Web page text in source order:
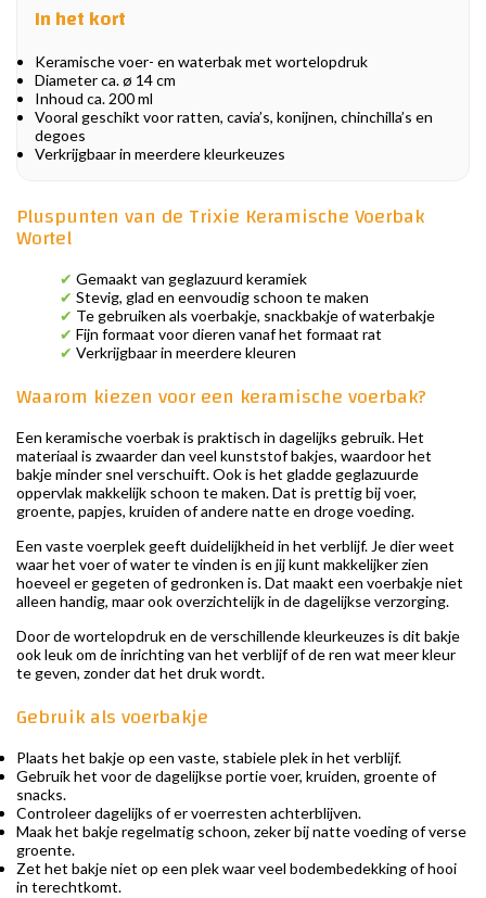
In het kort
Keramische voer- en waterbak met wortelopdruk
Diameter ca. ø 14 cm
Inhoud ca. 200 ml
Vooral geschikt voor ratten, cavia’s, konijnen, chinchilla’s en
degoes
Verkrijgbaar in meerdere kleurkeuzes
Pluspunten van de Trixie Keramische Voerbak
Wortel
✔ Gemaakt van geglazuurd keramiek
✔ Stevig, glad en eenvoudig schoon te maken
✔ Te gebruiken als voerbakje, snackbakje of waterbakje
✔ Fijn formaat voor dieren vanaf het formaat rat
✔ Verkrijgbaar in meerdere kleuren
Waarom kiezen voor een keramische voerbak?
Een keramische voerbak is praktisch in dagelijks gebruik. Het
materiaal is zwaarder dan veel kunststof bakjes, waardoor het
bakje minder snel verschuift. Ook is het gladde geglazuurde
oppervlak makkelijk schoon te maken. Dat is prettig bij voer,
groente, papjes, kruiden of andere natte en droge voeding.
Een vaste voerplek geeft duidelijkheid in het verblijf. Je dier weet
waar het voer of water te vinden is en jij kunt makkelijker zien
hoeveel er gegeten of gedronken is. Dat maakt een voerbakje niet
alleen handig, maar ook overzichtelijk in de dagelijkse verzorging.
Door de wortelopdruk en de verschillende kleurkeuzes is dit bakje
ook leuk om de inrichting van het verblijf of de ren wat meer kleur
te geven, zonder dat het druk wordt.
Gebruik als voerbakje
Plaats het bakje op een vaste, stabiele plek in het verblijf.
Gebruik het voor de dagelijkse portie voer, kruiden, groente of
snacks.
Controleer dagelijks of er voerresten achterblijven.
Maak het bakje regelmatig schoon, zeker bij natte voeding of verse
groente.
Zet het bakje niet op een plek waar veel bodembedekking of hooi
in terechtkomt.